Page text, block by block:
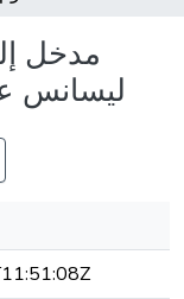
مدخل
ليسانس